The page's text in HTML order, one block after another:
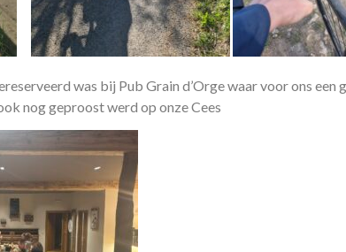
was bij Pub Grain d’Orge waar voor ons
nog geproost werd op onze Cees